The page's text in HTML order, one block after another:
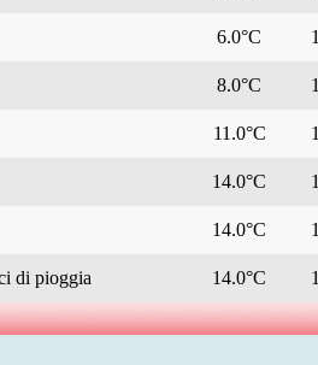
6.0°C
8.0°C
11.0°C
14.0°C
14.0°C
di pioggia 14.0°C